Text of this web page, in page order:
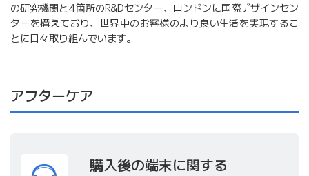
の研究機関と4箇所のR&Dセンター、ロンドンに国際デザインセン
ターを構えており、世界中のお客様のより良い生活を実現するこ
とに日々取り組んでいます。
アフターケア
購入後の端末に関する